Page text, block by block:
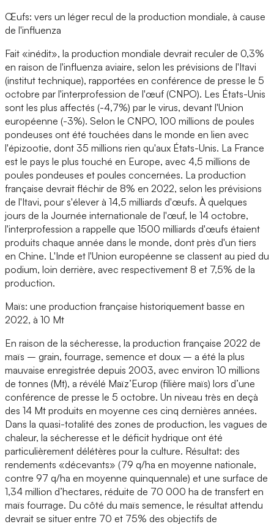
Œufs: vers un léger recul de la production mondiale, à cause
de l'influenza
Fait «inédit», la production mondiale devrait reculer de 0,3%
en raison de l'influenza aviaire, selon les prévisions de l'Itavi
(institut technique), rapportées en conférence de presse le 5
octobre par l'interprofession de l'œuf (CNPO). Les États-Unis
sont les plus affectés (-4,7%) par le virus, devant l'Union
européenne (-3%). Selon le CNPO, 100 millions de poules
pondeuses ont été touchées dans le monde en lien avec
l'épizootie, dont 35 millions rien qu'aux États-Unis. La France
est le pays le plus touché en Europe, avec 4,5 millions de
poules pondeuses et poules concernées. La production
française devrait fléchir de 8% en 2022, selon les prévisions
de l'Itavi, pour s'élever à 14,5 milliards d'œufs. À quelques
jours de la Journée internationale de l'œuf, le 14 octobre,
l'interprofession a rappelle que 1500 milliards d'œufs étaient
produits chaque année dans le monde, dont près d'un tiers
en Chine. L'Inde et l'Union européenne se classent au pied du
podium, loin derrière, avec respectivement 8 et 7,5% de la
production.
Maïs: une production française historiquement basse en
2022, à 10 Mt
En raison de la sécheresse, la production française 2022 de
maïs – grain, fourrage, semence et doux – a été la plus
mauvaise enregistrée depuis 2003, avec environ 10 millions
de tonnes (Mt), a révélé Maïz’Europ (filière maïs) lors d’une
conférence de presse le 5 octobre. Un niveau très en deçà
des 14 Mt produits en moyenne ces cinq dernières années.
Dans la quasi-totalité des zones de production, les vagues de
chaleur, la sécheresse et le déficit hydrique ont été
particulièrement délétères pour la culture. Résultat: des
rendements «décevants» (79 q/ha en moyenne nationale,
contre 97 q/ha en moyenne quinquennale) et une surface de
1,34 million d’hectares, réduite de 70 000 ha de transfert en
maïs fourrage. Du côté du maïs semence, le résultat attendu
devrait se situer entre 70 et 75% des objectifs de